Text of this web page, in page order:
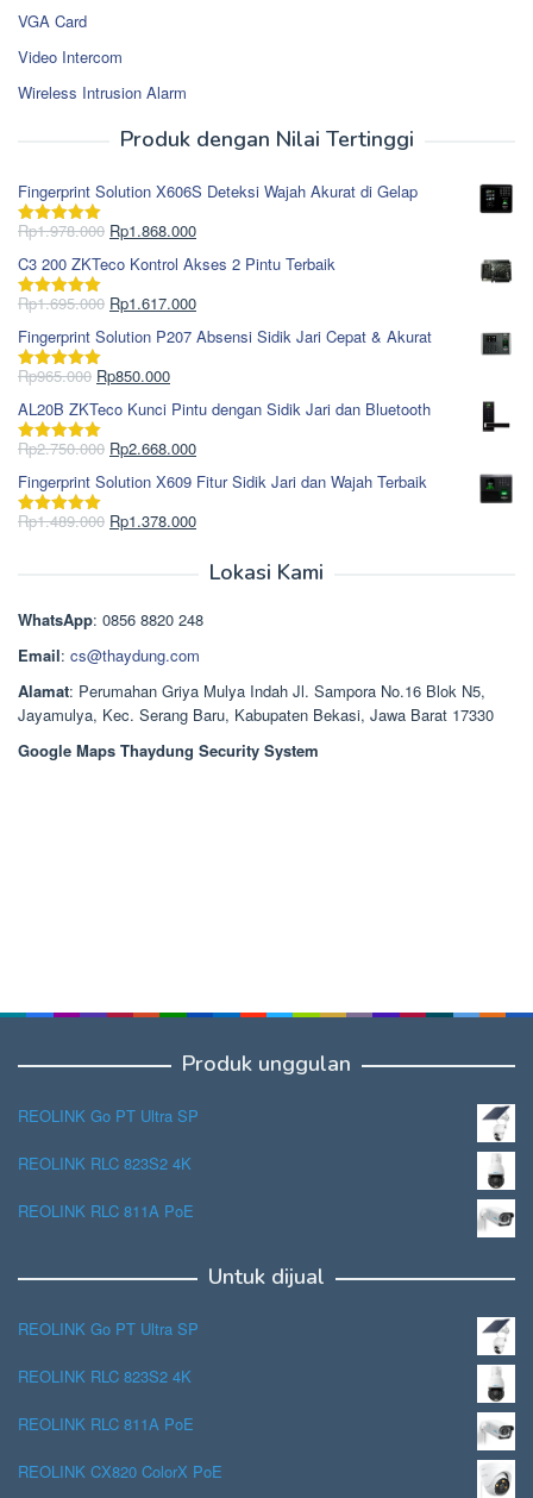
VGA Card
Video Intercom
Wireless Intrusion Alarm
Produk dengan Nilai Tertinggi
Fingerprint Solution X606S Deteksi Wajah Akurat di Gelap
Dinilai5.00
Rp1.978.000 Harga
aslinya
adalah:
Rp1.978.000.
Rp1.868.000Harga
saat
ini
adalah:
C3 200 ZKTeco Kontrol Akses 2 Pintu Terbaik
Dinilai5.00
Rp1.695.000 Harga
aslinya
adalah:
Rp1.695.000.
Rp1.617.000Harga
saat
ini
Fingerprint Solution P207 Absensi Sidik Jari Cepat & Akurat
Dinilai5.00
Rp965.000 Harga
aslinya
adalah:
Rp965.000.
Rp850.000Harga
saat
ini
adalah:
AL20B ZKTeco Kunci Pintu dengan Sidik Jari dan Bluetooth
Dinilai5.00
Rp2.750.000 Harga
aslinya
adalah:
Rp2.750.000.
Rp2.668.000Harga
saat
ini
adalah:
Fingerprint Solution X609 Fitur Sidik Jari dan Wajah Terbaik
Dinilai5.00
Rp1.489.000 Harga
Rp1.378.000Harga
Rp1.378.000.
Lokasi Kami
WhatsApp: 0856 8820 248
Email: cs@thaydung.com
Alamat: Perumahan Griya Mulya Indah Jl. Sampora No.16 Blok N5,
Jayamulya, Kec. Serang Baru, Kabupaten Bekasi, Jawa Barat 17330
Google Maps Thaydung Security System
Produk unggulan
REOLINK Go PT Ultra SP
REOLINK RLC 823S2 4K
REOLINK RLC 811A PoE
Untuk dijual
REOLINK Go PT Ultra SP
REOLINK RLC 823S2 4K
REOLINK RLC 811A PoE
REOLINK CX820 ColorX PoE